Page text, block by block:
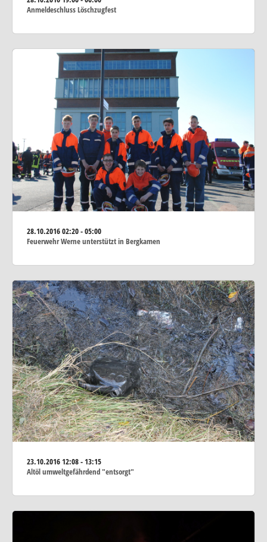
Anmeldeschluss Löschzugfest
28.10.201602:20 - 05:00
Feuerwehr Werne unterstützt in Bergkamen
23.10.201612:08 - 13:15
Altöl umweltgefährdend "entsorgt"